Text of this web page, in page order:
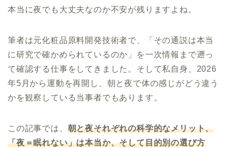
本当に夜でも大丈夫なのか不安が残りますよね。
筆者は元化粧品原料開発技術者で、「その通説は本当
に研究で確かめられているのか」を一次情報まで遡っ
て確認する仕事をしてきました。そして私自身、2026
年5月から運動を再開し、朝と夜で体の感じがどう違う
かを観察している当事者でもあります。
この記事では、 朝と夜それぞれの科学的なメリット、
「夜＝眠れない」は本当か、そして目的別の選び方